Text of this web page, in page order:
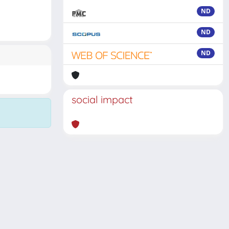
ND
ND
ND
social impact